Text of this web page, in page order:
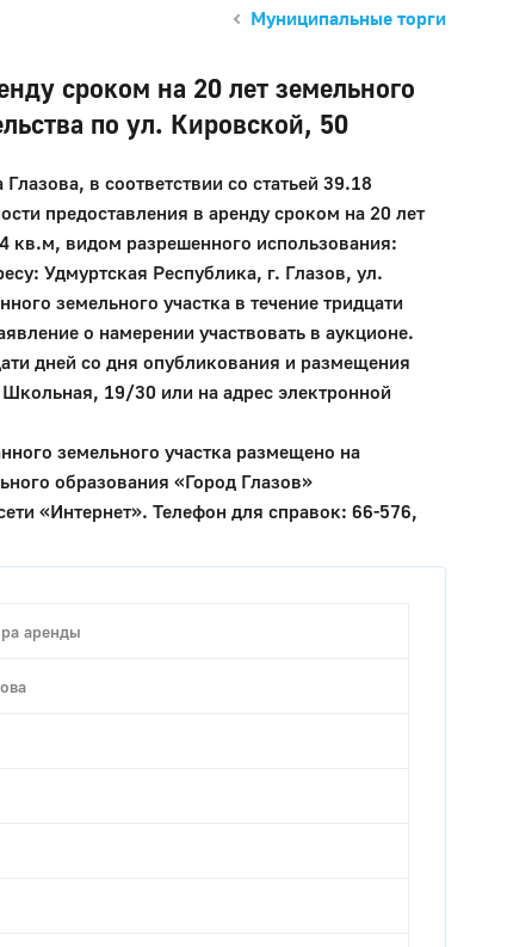
Муниципальные торги
сроком на 20 лет земельного
по ул. Кировской, 50
в соответствии со статьей 39.18
предоставления в аренду сроком на 20 лет
видом разрешенного использования:
Удмуртская Республика, г. Глазов, ул.
земельного участка в течение тридцати
о намерении участвовать в аукционе.
дней со дня опубликования и размещения
19/30 или на адрес электронной
земельного участка размещено на
образования «Город Глазов»
«Интернет». Телефон для справок: 66-576,
аренды